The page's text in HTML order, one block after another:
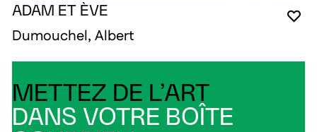
ADAM ET ÈVE
Dumouchel, Albert
METTEZ DE L’ART
DANS VOTRE BOÎTE